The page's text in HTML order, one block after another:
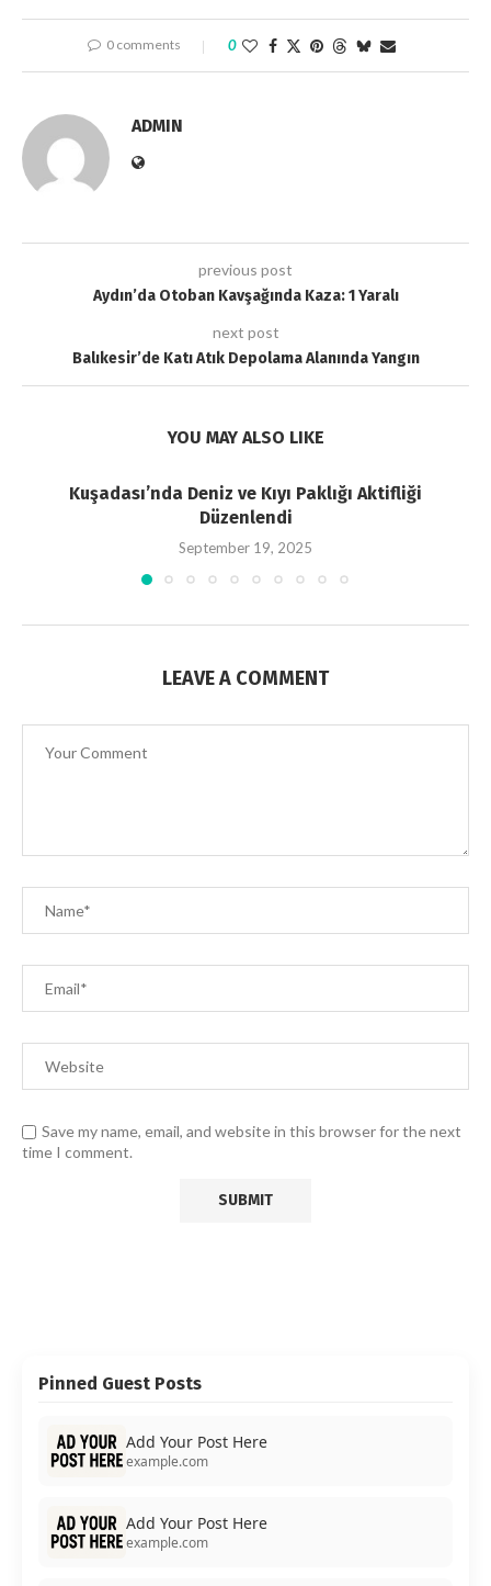
0 comments 0
ADMIN
previous post
Aydın’da Otoban Kavşağında Kaza: 1 Yaralı
next post
Balıkesir’de Katı Atık Depolama Alanında Yangın
YOU MAY ALSO LIKE
Kuşadası’nda Deniz ve Kıyı Paklığı Aktifliği
Düzenlendi
September 19, 2025
LEAVE A COMMENT
Save my name, email, and website in this browser for the next
time I comment.
Pinned Guest Posts
Add Your Post Here
example.com
Add Your Post Here
example.com